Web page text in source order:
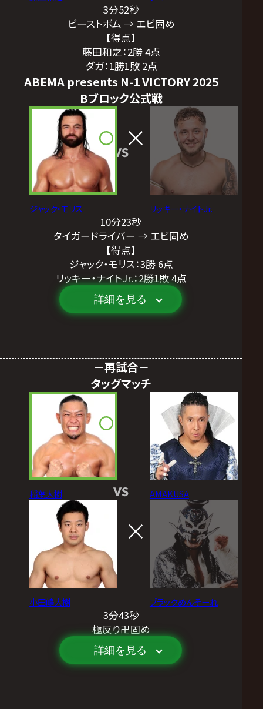
3分52秒
ビーストボム → エビ固め
【得点】
藤田和之：2勝 4点
ダガ：1勝1敗 2点
ABEMA presents N-1 VICTORY 2025
Bブロック公式戦
ジャック・モリス
VS
リッキー・ナイトJr.
10分23秒
タイガードライバー → エビ固め
【得点】
ジャック・モリス：3勝 6点
リッキー・ナイトJr.：2勝1敗 4点
詳細を見る
－再試合－
タッグマッチ
稲葉大樹
小田嶋大樹
VS AMAKUSA
ブラックめんそーれ
3分43秒
極反り卍固め
詳細を見る